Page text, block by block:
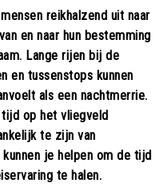
reikhalzend uit naar
en naar hun bestemming
Lange rijen bij de
en tussenstops kunnen
als een nachtmerrie.
op het vliegveld
te zijn van
je helpen om de tijd
te halen.